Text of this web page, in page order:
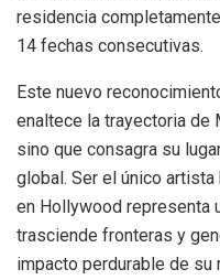
residencia
14 fechas consecutivas.
Este nuevo
enaltece la trayectoria de
sino que consagra su
global. Ser el único
en Hollywood representa
trasciende fronteras y
impacto perdurable de